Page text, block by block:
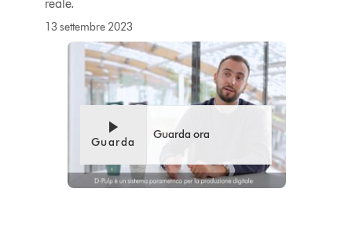
reale.
13 settembre 2023
Guarda
Guarda ora